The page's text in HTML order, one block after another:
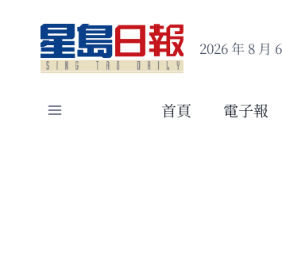
content
2026 年 8 月
首頁 電子報